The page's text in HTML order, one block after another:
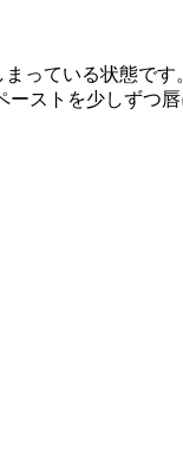
っている状態で
ストを少しずつ